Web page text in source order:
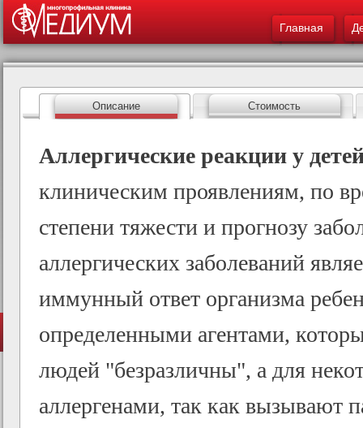
Главная
Описание Стоимость
Аллергические реакции у
клиническим проявлениям, по
степени тяжести и прогнозу
аллергических заболеваний
иммунный ответ организма
определенными агентами,
людей "безразличны", а для
аллергенами, так как вызывают